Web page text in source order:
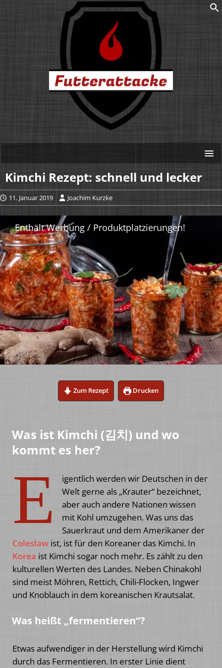
Kimchi Rezept: schnell und lecker
11. Januar 2019 Joachim Kurzke
Zum Rezept Drucken
Was ist Kimchi (김치) und wo
kommt es her?
E
igentlich werden wir Deutschen in der
Welt gerne als „Krauter“ bezeichnet,
aber auch andere Nationen wissen
mit Kohl umzugehen. Was uns das
Sauerkraut und dem Amerikaner der
Coleslaw ist, ist für den Koreaner das Kimchi. In
Korea ist Kimchi sogar noch mehr. Es zählt zu den
kulturellen Werten des Landes. Neben Chinakohl
sind meist Möhren, Rettich, Chili-Flocken, Ingwer
und Knoblauch in dem koreanischen Krautsalat.
Was heißt „fermentieren“?
Etwas aufwendiger in der Herstellung wird Kimchi
durch das Fermentieren. In erster Linie dient